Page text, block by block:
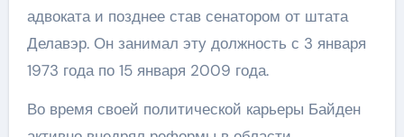
адвоката и позднее став сенатором от штата
Делавэр. Он занимал эту должность с 3 января
1973 года по 15 января 2009 года.
Во время своей политической карьеры Байден